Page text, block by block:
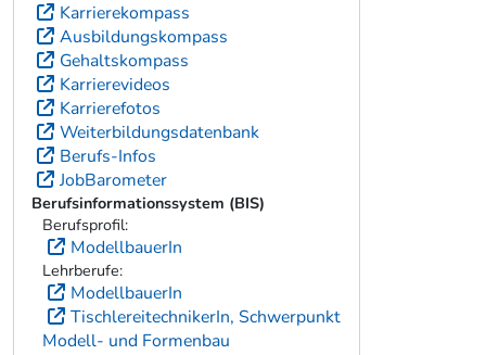
Karrierekompass
Ausbildungskompass
Gehaltskompass
Karrierevideos
Karrierefotos
Weiterbildungsdatenbank
Berufs-Infos
JobBarometer
Berufsinformationssystem (BIS)
Berufsprofil:
ModellbauerIn
Lehrberufe:
ModellbauerIn
TischlereitechnikerIn, Schwerpunkt
Modell- und Formenbau